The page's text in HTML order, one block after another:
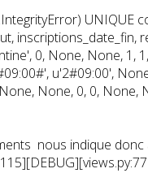
UNIQUE
inscriptions_date_fin,
0, None, None, 1,
u'2#09:00',
None, 0, 0, None,
nous indique donc